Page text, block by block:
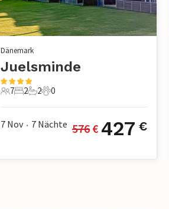
Dänemark
Juelsminde
7 Gäste
7
2 Schlafzimmer
2
2 Badezimmer
2
0 Haustiere
0
7 Nov • 7 Nächte 576 € 427 €